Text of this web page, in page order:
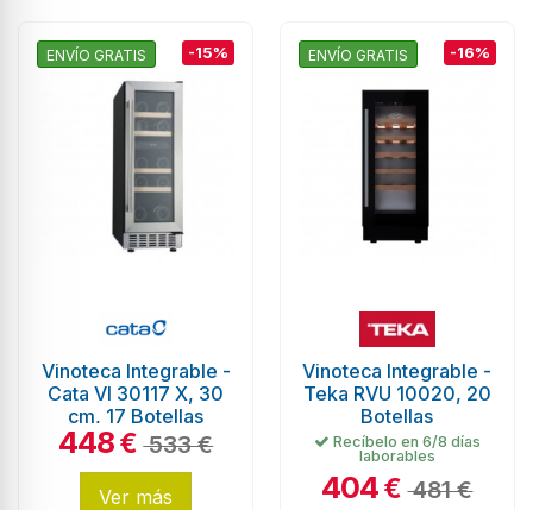
ENVÍO GRATIS -15%
Vinoteca Integrable -
Cata VI 30117 X, 30
cm, 17 Botellas
448€ 533 €
Ver más
ENVÍO GRATIS -16%
Vinoteca Integrable -
Teka RVU 10020, 20
Botellas
Recíbelo en 6/8 días
laborables
404€ 481 €